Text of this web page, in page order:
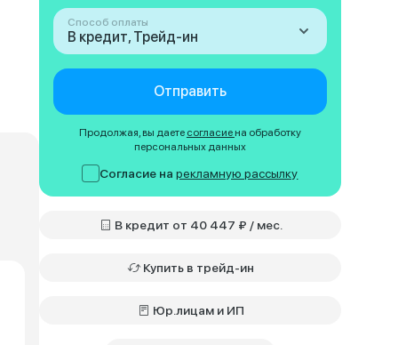
Способ оплаты
В кредит, Трейд-ин
Отправить
Продолжая, вы даете согласие на обработку
персональных данных
Согласие нарекламную рассылку
В кредит от 40 447 ₽ / мес.
Купить в трейд-ин
Юр.лицам и ИП